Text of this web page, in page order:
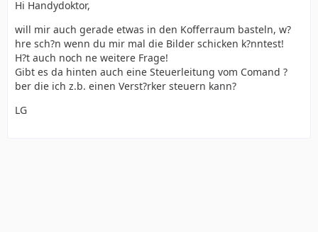
Hi Handydoktor,
will mir auch gerade etwas in den Kofferraum basteln, w?
hre sch?n wenn du mir mal die Bilder schicken k?nntest!
H?t auch noch ne weitere Frage!
Gibt es da hinten auch eine Steuerleitung vom Comand ?
ber die ich z.b. einen Verst?rker steuern kann?
LG